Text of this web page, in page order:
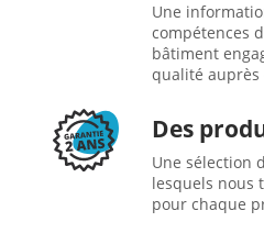
Une
compétences
bâtiment
qualité auprès
Des
Une sélection
lesquels nous
pour chaque